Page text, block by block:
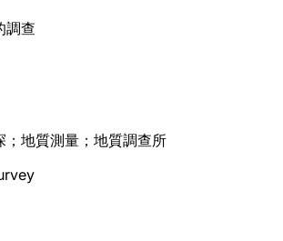
調查
；地質測量；地質調查所